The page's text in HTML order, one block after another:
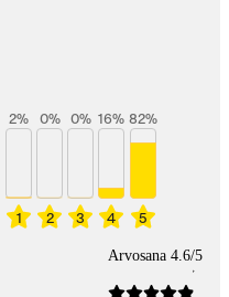
1
2%
2
0%
3
0%
4
16%
5
82%
Arvosana 4.6/5